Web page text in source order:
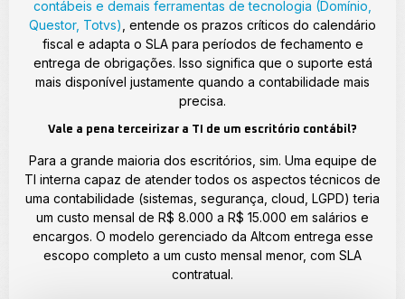
contábeis e demais ferramentas de tecnologia (Domínio,
Questor, Totvs) , entende os prazos críticos do calendário
fiscal e adapta o SLA para períodos de fechamento e
entrega de obrigações. Isso significa que o suporte está
mais disponível justamente quando a contabilidade mais
precisa.
Vale a pena terceirizar a TI de um escritório contábil?
Para a grande maioria dos escritórios, sim. Uma equipe de
TI interna capaz de atender todos os aspectos técnicos de
uma contabilidade (sistemas, segurança, cloud, LGPD) teria
um custo mensal de R$ 8.000 a R$ 15.000 em salários e
encargos. O modelo gerenciado da Altcom entrega esse
escopo completo a um custo mensal menor, com SLA
contratual.